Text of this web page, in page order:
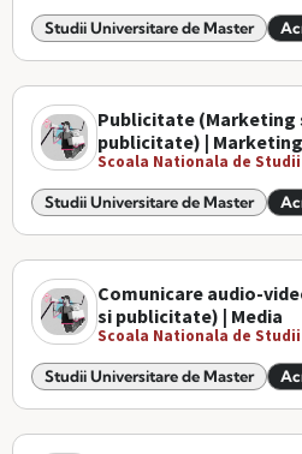
Studii Universitare de Master
Publicitate (Marketing
publicitate) |
Scoala Nationala de
Studii Universitare de Master
Comunicare audio-
si publicitate) | Media
Scoala Nationala de
Studii Universitare de Master